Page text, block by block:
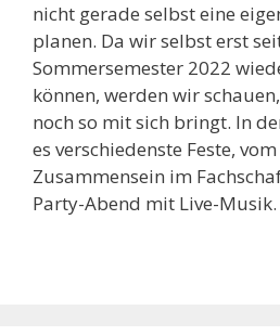
nicht gerade selbst eine
planen. Da wir selbst erst
Sommersemester 2022
können, werden wir
noch so mit sich bringt. In
es verschiedenste Feste,
Zusammensein im
Party-Abend mit Live-